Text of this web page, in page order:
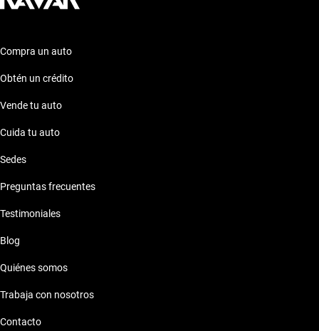
nuestra sección de autos similares!
Compra un auto
Obtén un crédito
Vende tu auto
Cuida tu auto
Sedes
Preguntas frecuentes
Testimoniales
Blog
Quiénes somos
Trabaja con nosotros
Contacto